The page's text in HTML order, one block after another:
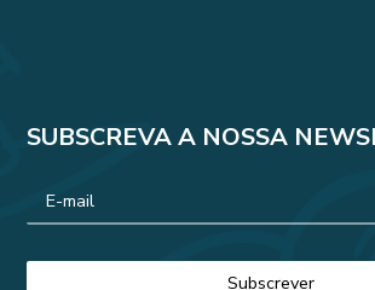
SUBSCREVA A NOSSA